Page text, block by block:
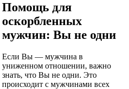
Помощь для
оскорбленных
мужчин: Вы не одни
Если Вы — мужчина в
униженном отношении, важно
знать, что Вы не одни. Это
происходит с мужчинами всех